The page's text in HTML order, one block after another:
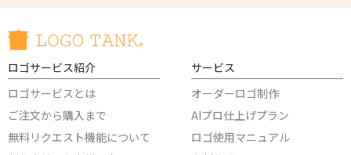
ロゴサービス紹介
ロゴサービスとは
ご注文から購入まで
無料リクエスト機能について
サービス
オーダーロゴ制作
AIプロ仕上げプラン
ロゴ使用マニュアル